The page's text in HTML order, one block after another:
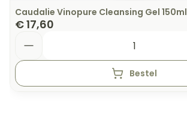
Caudalie Vinopure Cleansing Gel 150ml
€ 17,60
Bestel